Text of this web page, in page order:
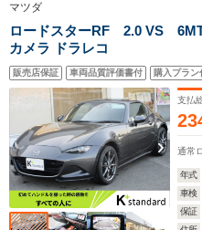
マツダ
ロードスターRF 2.0 VS
カメラ ドラレコ
販売店保証 車両品質評価書付 購入プラン
支払
通常
年式
車検
保証